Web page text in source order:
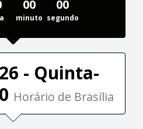
00
minuto
00
segundo
- Quinta-
Horário de Brasília